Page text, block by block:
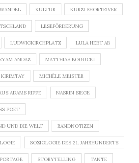
KULTUR KURZI SHORTRIVER
LESEFÖRDERUNG
LUDWIGKIRCHPLATZ LULA HEBT AB
ANDAZ MATTHIAS BOGUCKI
MICHÈLE MEISTER
ADAMS RIPPE NASRIN SIEGE
POET
UND DIE WELT RANDNOTIZEN
SOZIOLOGIE DES 21. JAHRHUNDERTS
STORYTELLING TANTE